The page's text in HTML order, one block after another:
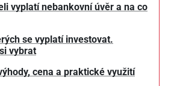
vyplatí nebankovní úvěr a na co
se vyplatí investovat.
vybrat
cena a praktické využití